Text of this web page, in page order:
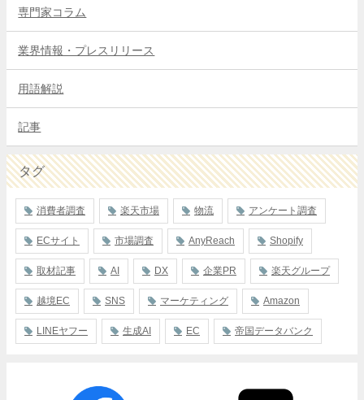
専門家コラム
業界情報・プレスリリース
用語解説
記事
タグ
消費者調査 楽天市場 物流 アンケート調査
ECサイト 市場調査 AnyReach Shopify
取材記事 AI DX 企業PR 楽天グループ
越境EC SNS マーケティング Amazon
LINEヤフー 生成AI EC 帝国データバンク